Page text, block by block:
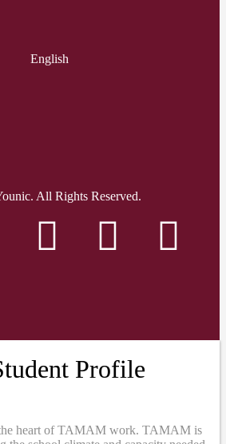
English
All Rights Reserved.
Profile
the heart of TAMAM work. TAMAM is